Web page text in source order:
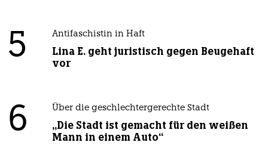
5 Antifaschistin in Haft
Lina E. geht juristisch gegen Beugehaft
vor
6 Über die geschlechtergerechte Stadt
„Die Stadt ist gemacht für den weißen
Mann in einem Auto“